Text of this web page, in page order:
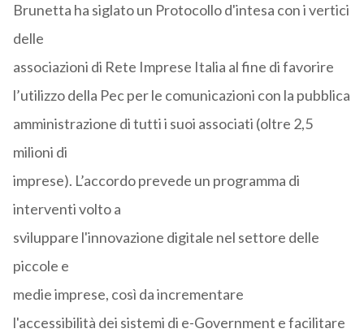
Brunetta ha siglato un Protocollo d'intesa con i vertici
delle
associazioni di Rete Imprese Italia al fine di favorire
l’utilizzo della Pec per le comunicazioni con la pubblica
amministrazione di tutti i suoi associati (oltre 2,5
milioni di
imprese). L’accordo prevede un programma di
interventi volto a
sviluppare l'innovazione digitale nel settore delle
piccole e
medie imprese, così da incrementare
l'accessibilità dei sistemi di e-Government e facilitare